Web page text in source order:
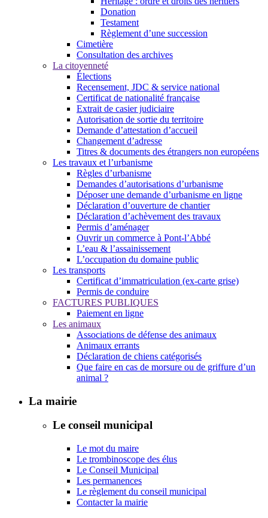
Donation
Testament
Règlement d’une succession
Cimetière
Consultation des archives
La citoyenneté
Élections
Recensement, JDC & service national
Certificat de nationalité française
Extrait de casier judiciaire
Autorisation de sortie du territoire
Demande d’attestation d’accueil
Changement d’adresse
Titres & documents des étrangers non européens
Les travaux et l’urbanisme
Règles d’urbanisme
Demandes d’autorisations d’urbanisme
Déposer une demande d’urbanisme en ligne
Déclaration d’ouverture de chantier
Déclaration d’achèvement des travaux
Permis d’aménager
Ouvrir un commerce à Pont-l’Abbé
L’eau & l’assainissement
L’occupation du domaine public
Les transports
Certificat d’immatriculation (ex-carte grise)
Permis de conduire
FACTURES PUBLIQUES
Paiement en ligne
Les animaux
Associations de défense des animaux
Animaux errants
Déclaration de chiens catégorisés
Que faire en cas de morsure ou de griffure d’un
animal ?
La mairie
Le conseil municipal
Le mot du maire
Le trombinoscope des élus
Le Conseil Municipal
Les permanences
Le règlement du conseil municipal
Contacter la mairie